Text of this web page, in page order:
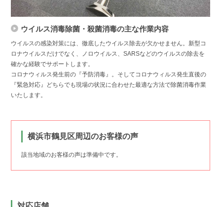
ウイルス消毒除菌・殺菌消毒の主な作業内容
ウイルスの感染対策には、徹底したウイルス除去が欠かせません。新型コ
ロナウイルスだけでなく、ノロウイルス、SARSなどのウイルスの除去を
確かな経験でサポートします。
コロナウィルス発生前の『予防消毒』。そしてコロナウィルス発生直後の
『緊急対応』どちらでも現場の状況に合わせた最適な方法で除菌消毒作業
いたします。
横浜市鶴見区周辺のお客様の声
該当地域のお客様の声は準備中です。